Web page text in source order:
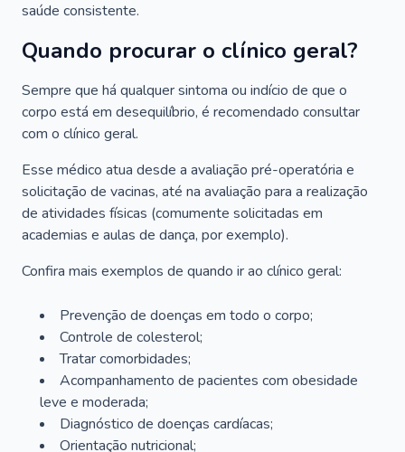
saúde consistente.
Quando procurar o clínico geral?
Sempre que há qualquer sintoma ou indício de que o
corpo está em desequilíbrio, é recomendado consultar
com o clínico geral.
Esse médico atua desde a avaliação pré-operatória e
solicitação de vacinas, até na avaliação para a realização
de atividades físicas (comumente solicitadas em
academias e aulas de dança, por exemplo).
Confira mais exemplos de quando ir ao clínico geral:
Prevenção de doenças em todo o corpo;
Controle de colesterol;
Tratar comorbidades;
Acompanhamento de pacientes com obesidade
leve e moderada;
Diagnóstico de doenças cardíacas;
Orientação nutricional;